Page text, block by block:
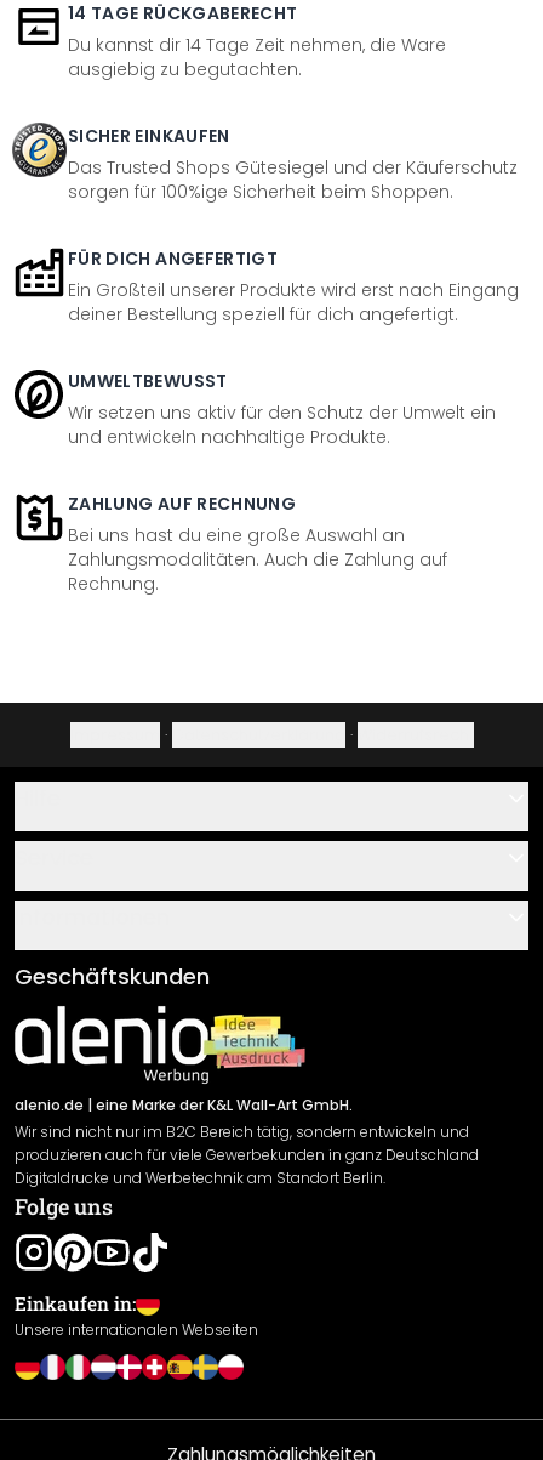
14 TAGE RÜCKGABERECHT
Du kannst dir 14 Tage Zeit nehmen, die Ware
ausgiebig zu begutachten.
SICHER EINKAUFEN
Das Trusted Shops Gütesiegel und der Käuferschutz
sorgen für 100%ige Sicherheit beim Shoppen.
FÜR DICH ANGEFERTIGT
Ein Großteil unserer Produkte wird erst nach Eingang
deiner Bestellung speziell für dich angefertigt.
UMWELTBEWUSST
Wir setzen uns aktiv für den Schutz der Umwelt ein
und entwickeln nachhaltige Produkte.
ZAHLUNG AUF RECHNUNG
Bei uns hast du eine große Auswahl an
Zahlungsmodalitäten. Auch die Zahlung auf
Rechnung.
· ·
Über uns
Klebe- und Montageanleitungen
Newsletter An-/Abmeldung
Sendungsverfolgung
AGB
Impressum
Versand & Zahlung
Rücksendung
Widerrufsrecht
Datenschutzerklärung
Gewährleistung
Leistungserklärung / CE-Zeichen
Cookie Einstellungen
Geschäftskunden
alenio.de | eine Marke der K&L Wall-Art GmbH.
Wir sind nicht nur im B2C Bereich tätig, sondern entwickeln und
produzieren auch für viele Gewerbekunden in ganz Deutschland
Digitaldrucke und Werbetechnik am Standort Berlin.
Folge uns
Einkaufen in:
Unsere internationalen Webseiten
Zahlungsmöglichkeiten